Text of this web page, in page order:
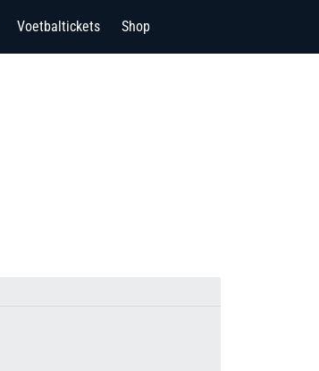
Voetbaltickets Shop